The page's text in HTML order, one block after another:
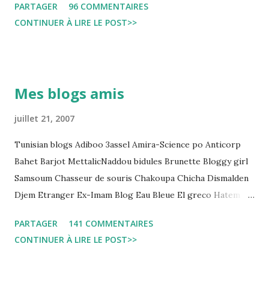
التي قضاها تحفظيا . هذه الممارسات تسبب كوارث اجتماعية واقتصادية
و تجعل المواطن يحقد على المنظومة القضائية و يحس بالظلم و القهر
regard des Lignes directrices Luanda"
PARTAGER
96 COMMENTAIRES
CONTINUER À LIRE LE POST>>
Mes blogs amis
juillet 21, 2007
Tunisian blogs Adiboo 3assel Amira-Science po Anticorp
Bahet Barjot MettalicNaddou bidules Brunette Bloggy girl
Samsoum Chasseur de souris Chakoupa Chicha Dismalden
Djem Etranger Ex-Imam Blog Eau Bleue El greco Hatem
Leila fi amarikia Little Sarah American girl Massir mots a
dire Mouch ex Mazzika Tun...
PARTAGER
141 COMMENTAIRES
CONTINUER À LIRE LE POST>>